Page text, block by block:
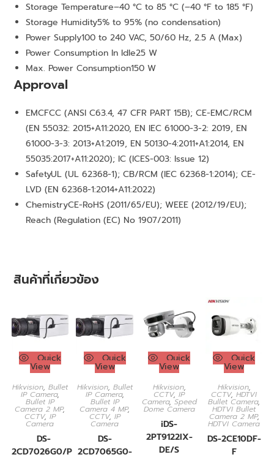
Storage Temperature–40 °C to 85 °C (–40 °F to 185 °F)
Storage Humidity5% to 95% (no condensation)
Power Supply100 to 240 VAC, 50/60 Hz, 2.5 A (Max)
Power Consumption In Idle25 W
Max. Power Consumption150 W
Approval
EMCFCC (ANSI C63.4, 47 CFR PART 15B); CE-EMC/RCM
(EN 55032: 2015+A11:2020, EN IEC 61000-3-2: 2019, EN
61000-3-3: 2013+A1:2019, EN 50130-4:2011+A1:2014, EN
55035:2017+A11:2020); IC (ICES-003: Issue 12)
SafetyUL (UL 62368-1); CB/RCM (IEC 62368-1:2014); CE-
LVD (EN 62368-1:2014+A11:2022)
ChemistryCE-RoHS (2011/65/EU); WEEE (2012/19/EU);
Reach (Regulation (EC) No 1907/2011)
สินค้าที่เกี่ยวข้อง
Quick
View
Hikvision, Bullet
IP Camera,
Bullet IP
Camera 2 MP,
CCTV, IP
Camera
DS-
2CD7026G0/P-
Quick
View
Hikvision, Bullet
IP Camera,
Bullet IP
Camera 4 MP,
CCTV, IP
Camera
DS-
2CD7065G0-
Quick
View
Hikvision,
CCTV,IP
Camera, Speed
Dome Camera
iDS-
2PT9122IX-
DE/S
Quick
View
Hikvision,
CCTV,HDTVI
Bullet Camera,
HDTVI Bullet
Camera 2 MP,
HDTVI Camera
DS-2CE10DF-
F